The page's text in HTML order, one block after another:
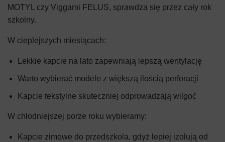
MOTYL czy Viggami FELUS, sprawdza się przez cały rok
szkolny.
W cieplejszych miesiącach:
Lekkie kapcie na lato zapewniają lepszą wentylację
Warto wybierać modele z większą ilością perforacji
Kapcie tekstylne skuteczniej odprowadzają wilgoć
W chłodniejszej porze roku wybieramy:
Kapcie zimowe do przedszkola, gdyż lepiej izolują od